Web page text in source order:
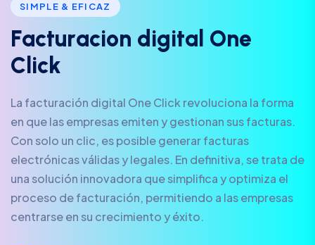
SIMPLE & EFICAZ
Facturacion d igita One
C ick
La facturación digital One Click revoluciona la forma
en que las empresas emiten y gestionan sus facturas.
Con solo un clic, es posible generar facturas
electrónicas válidas y legales. En definitiva, se trata de
una solución innovadora que simplifica y optimiza el
proceso de facturación, permitiendo a las empresas
centrarse en su crecimiento y éxito.